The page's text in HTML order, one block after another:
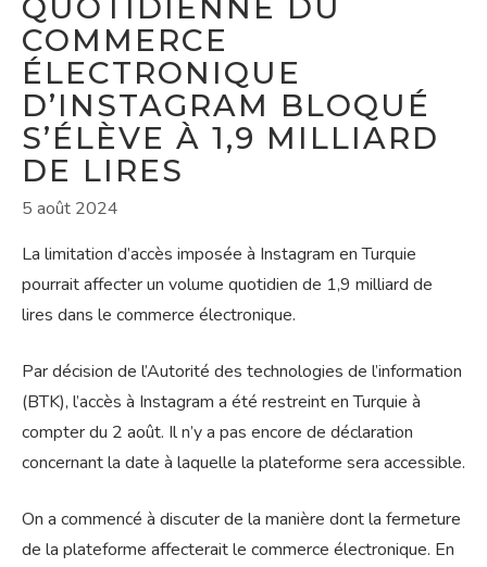
QUOTIDIENNE DU
COMMERCE
ÉLECTRONIQUE
D’INSTAGRAM BLOQUÉ
S’ÉLÈVE À 1,9 MILLIARD
DE LIRES
5 août 2024
La limitation d’accès imposée à Instagram en Turquie
pourrait affecter un volume quotidien de 1,9 milliard de
lires dans le commerce électronique.
Par décision de l’Autorité des technologies de l’information
(BTK), l’accès à Instagram a été restreint en Turquie à
compter du 2 août. Il n’y a pas encore de déclaration
concernant la date à laquelle la plateforme sera accessible.
On a commencé à discuter de la manière dont la fermeture
de la plateforme affecterait le commerce électronique. En